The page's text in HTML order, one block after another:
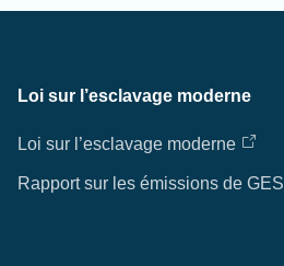
Loi sur l’esclavage moderne
Loi sur l’esclavage moderne
Rapport sur les émissions de GES